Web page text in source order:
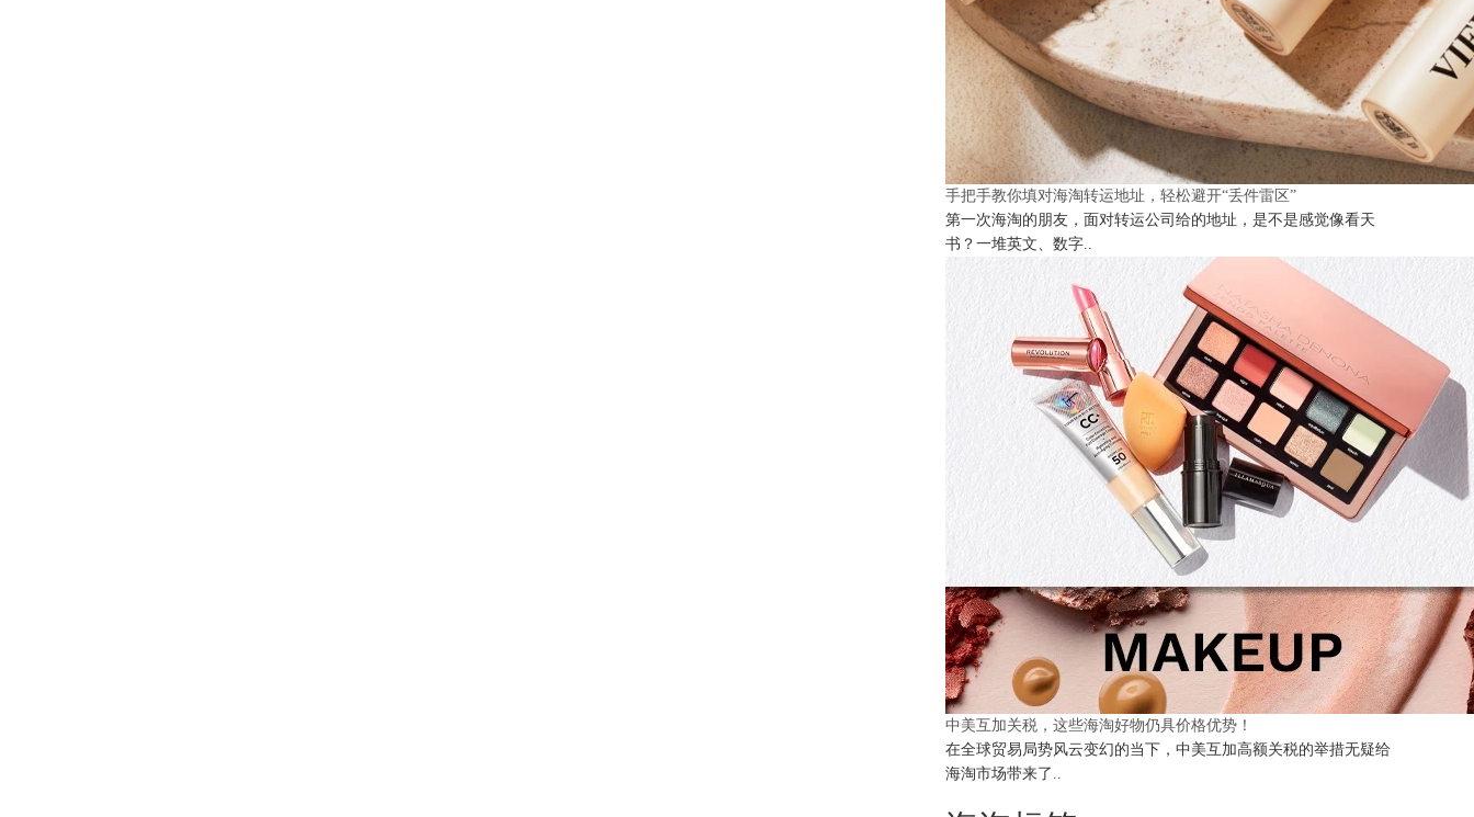
手把手教你填对海淘转运地址，轻松避开“丢件雷区”
第一次海淘的朋友，面对转运公司给的地址，是不是感觉像看天
书？一堆英文、数字..
中美互加关税，这些海淘好物仍具价格优势！
在全球贸易局势风云变幻的当下，中美互加高额关税的举措无疑给
海淘市场带来了..